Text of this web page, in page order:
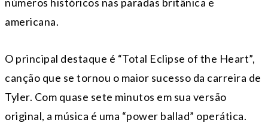
americana.
O principal destaque é “Total Eclipse of the Heart”,
canção que se tornou o maior sucesso da carreira de
Tyler. Com quase sete minutos em sua versão
original, a música é uma “power ballad” operática.